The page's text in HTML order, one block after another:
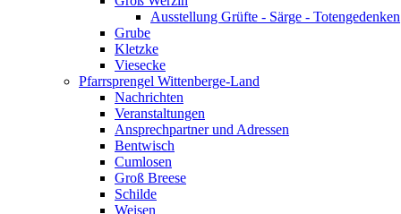
Ausstellung Grüfte - Särge - Totengedenken
Grube
Kletzke
Viesecke
Pfarrsprengel Wittenberge-Land
Nachrichten
Veranstaltungen
Ansprechpartner und Adressen
Bentwisch
Cumlosen
Groß Breese
Schilde
Weisen